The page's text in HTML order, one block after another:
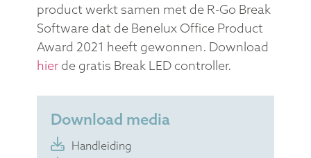
product werkt samen met de R-Go Break
Software dat de Benelux Office Product
Award 2021 heeft gewonnen. Download
hierde gratis Break LED controller.
Download media
Handleiding